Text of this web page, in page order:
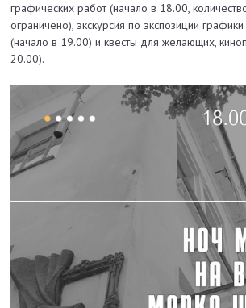
графических работ (начало в 18.00,
ограничено), экскурсия по экспозиции
(начало в 19.00) иквесты для желающих,
20.00).